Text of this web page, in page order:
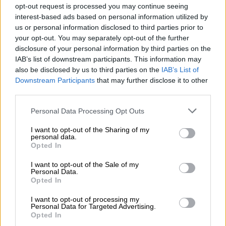
opt-out request is processed you may continue seeing
interest-based ads based on personal information utilized by
us or personal information disclosed to third parties prior to
your opt-out. You may separately opt-out of the further
disclosure of your personal information by third parties on the
IAB’s list of downstream participants. This information may
also be disclosed by us to third parties on the IAB’s List of
Downstream Participants that may further disclose it to other
Please note that this website/app uses one or more Google
not limited to your visit or usage behaviour. You may click to
grant or deny consent to Google and its third-party tags to
use your data for below specified purposes in below Google
consent section.
Personal Data Processing Opt Outs
I want to opt-out of the Sharing of my
personal data.
Opted In
I want to opt-out of the Sale of my
Personal Data.
Opted In
I want to opt-out of processing my
Personal Data for Targeted Advertising.
Opted In
Πάντως παρά το ό,τι η τουρκική πλευρά
επιχειρεί να αναβαθμίσει το ρόλο της στη
διεθνή σκακιέρα τα σχέδια της να
«αναστήσει» το μνημόνιο με την κυβέρνηση
της Τρίπολης δεν αποδίδουν καρπούς. Με
τον Έλληνα υπουργό ΕξωτερικώνΝίκο
Δένδιανα καταλογίζει εκνευρισμό και
έντονη νευρικότητα στην τουρκική πλευρά
μετά και την τελευταία τοποθέτηση των
Ηνωμένων Εθνών αλλά και του Στέιτ
Ντιπάρτμεντ όσον αφορά το τουρκολιβυκό “
σημειωθεί εδώ πως την θέση ότι η
κυβέρνηση της Τρίπολης δεν είναι
εξουσιοδοτημένη να υπογράφει νέες
συμφωνίες που διαταράσσουν τις